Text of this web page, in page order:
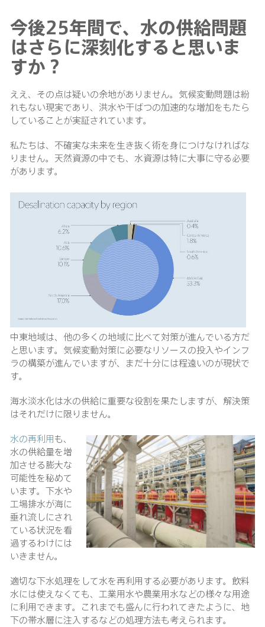
今後25年間で、水の供給問題
はさらに深刻化すると思いま
すか？
ええ、その点は疑いの余地がありません。気候変動問題は紛
れもない現実であり、洪水や干ばつの加速的な増加をもたら
していることが実証されています。
私たちは、不確実な未来を生き抜く術を身につけなければな
りません。天然資源の中でも、水資源は特に大事に守る必要
があります。
中東地域は、他の多くの地域に比べて対策が進んでいる方だ
と思います。気候変動対策に必要なリソースの投入やインフ
ラの構築が進んでいますが、まだ十分には程遠いのが現状で
す。
海水淡水化は水の供給に重要な役割を果たしますが、解決策
はそれだけに限りません。
水の再利用も、
水の供給量を増
加させる膨大な
可能性を秘めて
います。下水や
工場排水が海に
垂れ流しにされ
ている状況を看
過するわけには
いきません。
適切な下水処理をして水を再利用する必要があります。飲料
水には使えなくても、工業用水や農業用水などの様々な用途
に利用できます。これまでも盛んに行われてきたように、地
下の帯水層に注入するなどの処理方法も考えられます。